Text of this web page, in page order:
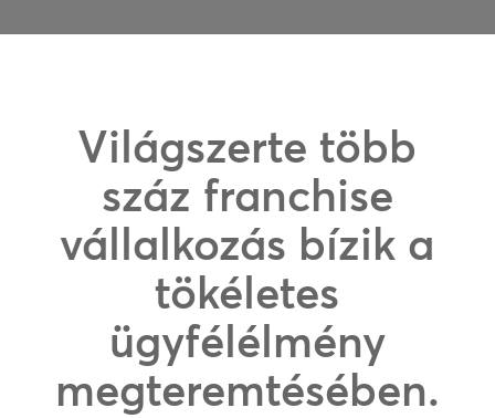
Világszerte több
száz franchise
vállalkozás bízik a
tökéletes
ügyfélélmény
megteremtésében.